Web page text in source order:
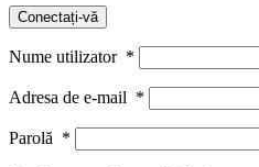
Conectați-vă
Nume utilizator *
Adresa de e-mail *
Parolă *